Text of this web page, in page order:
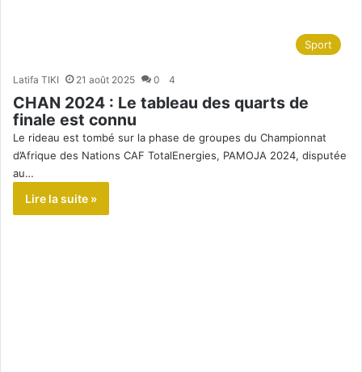
Sport
Latifa TIKI 21 août 2025 0 4
CHAN 2024 : Le tableau des quarts de
finale est connu
Le rideau est tombé sur la phase de groupes du Championnat
d’Afrique des Nations CAF TotalEnergies, PAMOJA 2024, disputée
au…
Lire la suite »